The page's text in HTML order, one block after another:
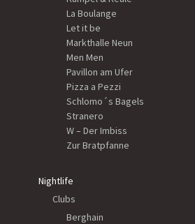
La Boulange
Let it be
Markthalle Neun
Men Men
Pavillon am Ufer
Pizza a Pezzi
Schlomo´s Bagels
Stranero
W – Der Imbiss
Zur Bratpfanne
Nightlife
Clubs
Berghain